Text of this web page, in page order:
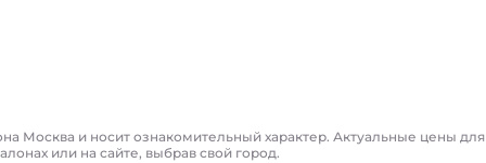
Москва и носит ознакомительный характер. Актуальные цены для
или на сайте, выбрав свой город.